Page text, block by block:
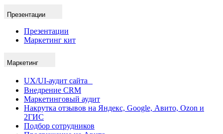
Презентации
Презентации
Маркетинг кит
Маркетинг
UX/UI-аудит сайта
Внедрение CRM
Маркетинговый аудит
Накрутка отзывов на Яндекс, Google, Авито, Ozon и
2ГИС
Подбор сотрудников